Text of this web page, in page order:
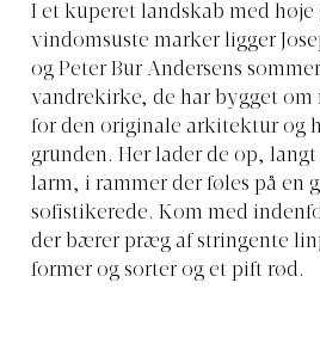
I et kuperet landskab med høje
vindomsuste marker ligger
og Peter Bur Andersens
vandrekirke, de har bygget om
for den originale arkitektur og
grunden. Her lader de op,
larm, i rammer der føles på en
sofistikerede. Kom med
der bærer præg af stringente
former og sorter og et pift rød.